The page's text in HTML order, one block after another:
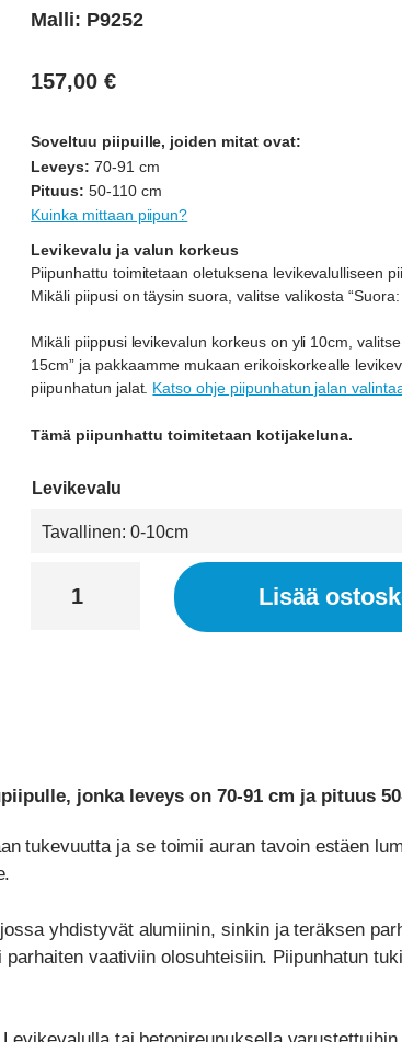
Malli: P9252
157,00 €
Soveltuu piipuille, joiden mitat ovat:
Leveys: 70-91 cm
Pituus: 50-110 cm
Kuinka mittaan piipun?
Levikevalu ja valun korkeus
Piipunhattu toimitetaan oletuksena levikevalulliseen
Mikäli piipusi on täysin suora, valitse valikosta “Suora:
Mikäli piippusi levikevalun korkeus on yli 10cm,
15cm” ja pakkaamme mukaan erikoiskorkealle
piipunhatun jalat. Katso ohje piipunhatun jalan
Tämä piipunhattu toimitetaan kotijakeluna.
Levikevalu
Piipunhattu
Suomipiipunhattu
määrä
Lisää
jonka leveys on 70-91 cm ja pituus
tukevuutta ja se toimii auran tavoin estäen
yhdistyvät alumiinin, sinkin ja teräksen
vaativiin olosuhteisiin. Piipunhatun